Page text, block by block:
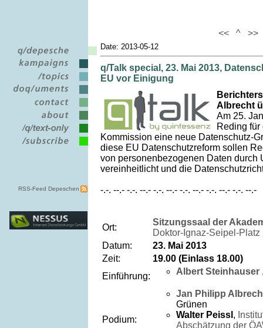
RSS-Feed Depeschen
<< ^ >>
Date: 2013-05-12
q/Talk special, 23. Mai 2013,
EU vor Einigung
Albrecht
Am 25.
Reding
Kommission eine neue Datenschutz-
diese EU Datenschutzreform sollen
von personenbezogenen Daten durch
vereinheitlicht und die
-.-. --.- -.-. --.- -.-. --.- -.-. --.- -.-. --.- -.-. --.-
Ort:
Sitzungssaal der
Doktor-Ignaz-Seipel-Platz
Datum:
23. Mai 2013
Zeit:
19.00 (Einlass 18.00)
Einführung:
Albert Steinhauser
Podium:
Jan Philipp
Grünen
Walter Peissl ,
Abschätzung der